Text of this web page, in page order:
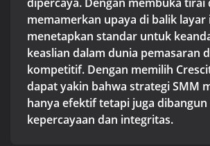
memamerkan upaya di balik layar
menetapkan standar untuk
keaslian dalam dunia pemasaran
kompetitif. Dengan memilih
dapat yakin bahwa strategi SMM
hanya efektif tetapi juga dibangun
kepercayaan dan integritas.